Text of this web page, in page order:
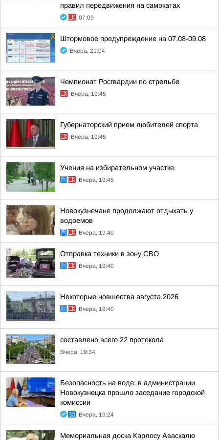
правил передвижения на самокатах
07:09
Штормовое предупреждение на 07.08-09.08
Вчера, 21:04
Чемпионат Росгвардии по стрельбе
Вчера, 19:45
Губернаторский прием любителей спорта
Вчера, 19:45
Учения на избирательном участке
Вчера, 19:45
Новокузнечане продолжают отдыхать у
водоемов
Вчера, 19:40
Отправка техники в зону СВО
Вчера, 19:40
Некоторые новшества августа 2026
Вчера, 19:40
составлено всего 22 протокола
Вчера, 19:34
Безопасность на воде: в администрации
Новокузнецка прошло заседание городской
комиссии
Вчера, 19:24
Мемориальная доска Карлосу Аваскалю